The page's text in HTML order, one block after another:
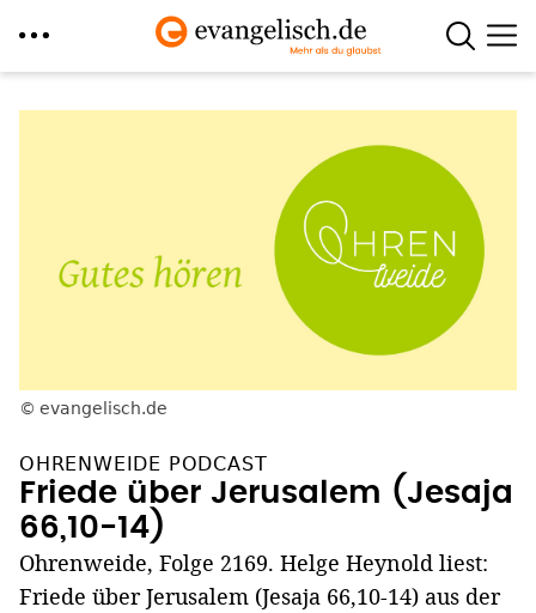
evangelisch.de
OHRENWEIDE PODCAST
Friede über Jerusalem (Jesaja
66,10-14)
Ohrenweide, Folge 2169. Helge Heynold liest:
Friede über Jerusalem (Jesaja 66,10-14) aus der